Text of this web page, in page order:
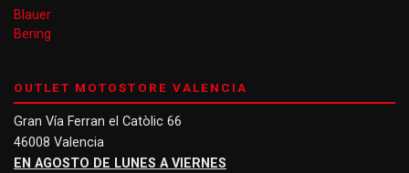
Blauer
Bering
OUTLET MOTOSTORE VALENCIA
Gran Vía Ferran el Catòlic 66
46008 Valencia
EN AGOSTO DE LUNES A VIERNES